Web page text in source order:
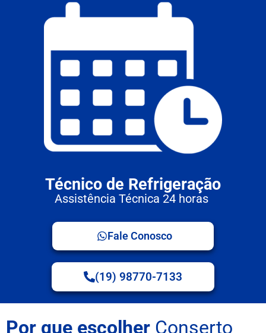
Técnico de Refrigeração
Assistência Técnica 24 horas
Fale Conosco
(19) 98770-7133
Por que escolher Conserto